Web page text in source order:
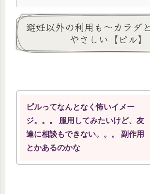
避妊以外の利用も～カラダ
やさしい【ピル】
ピルってなんとなく怖いイメー
ジ。。。 服用してみたいけど、友
達に相談もできない。。。 副作用
とかあるのかな